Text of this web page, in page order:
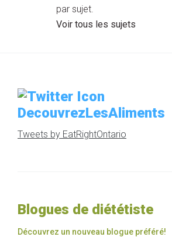
par sujet.
Voir tous les sujets
DecouvrezLesAliments
Tweets by EatRightOntario
Blogues de diététiste
Découvrez un nouveau blogue préféré!